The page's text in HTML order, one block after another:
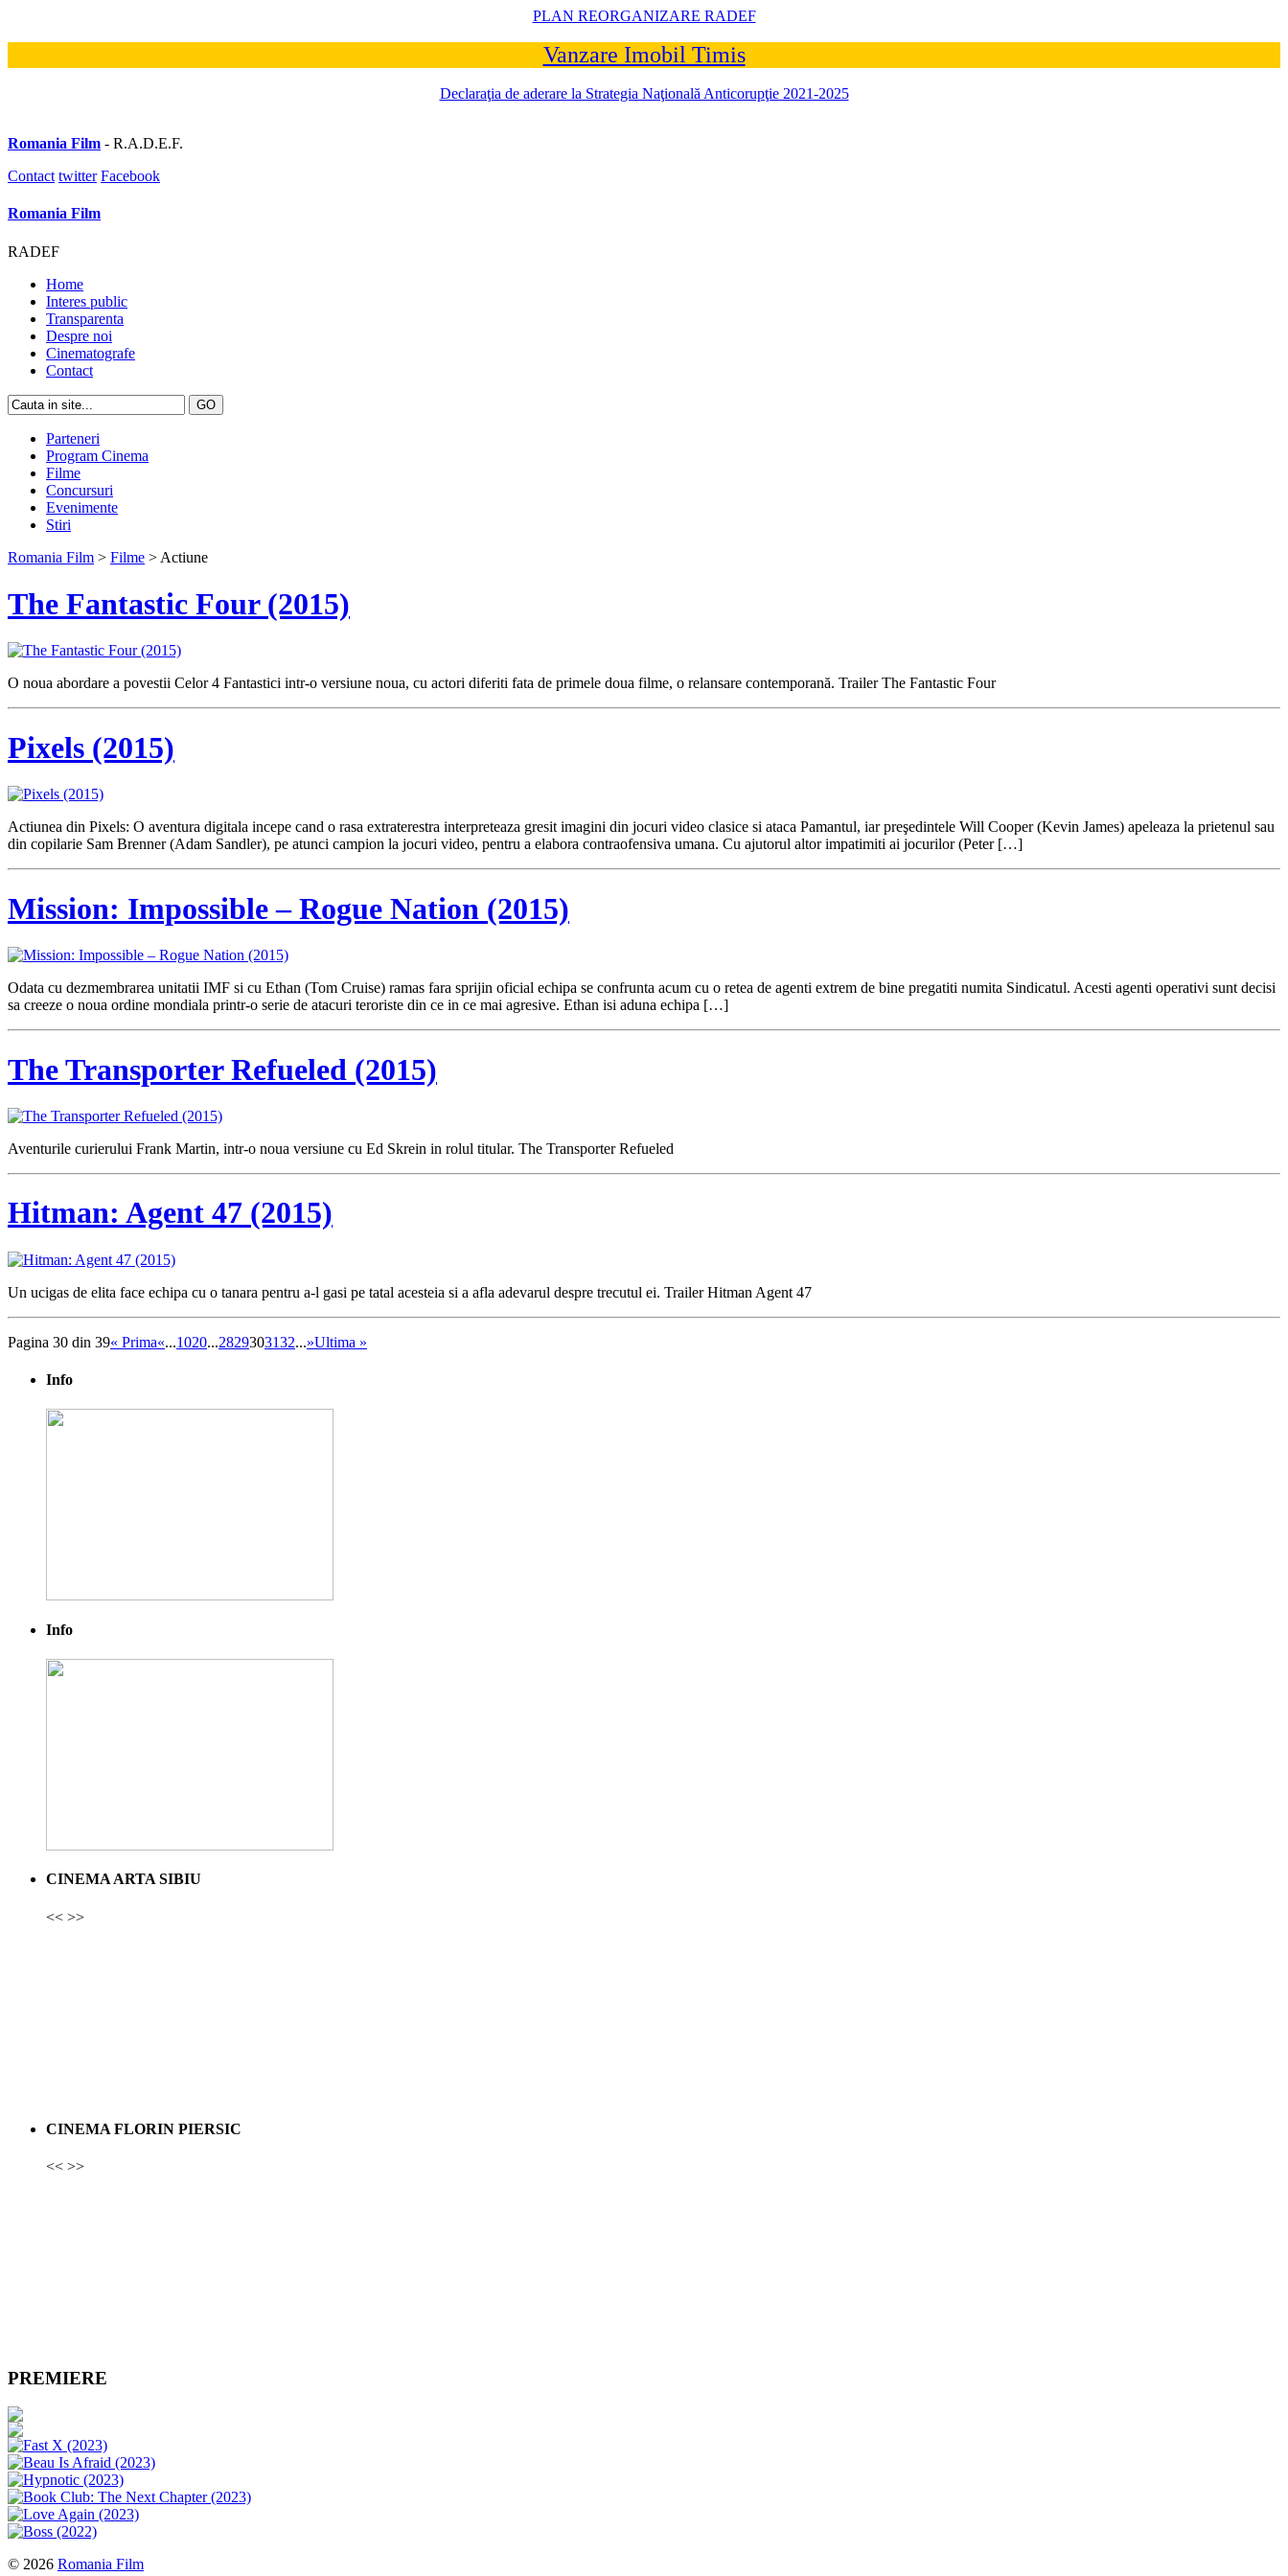
PLAN REORGANIZARE RADEF
Vanzare Imobil Timis
Declaraţia de aderare la Strategia Naţională Anticorupţie 2021-2025
Romania Film - R.A.D.E.F.
Contact twitter Facebook
Romania Film
RADEF
Home
Interes public
Transparenta
Despre noi
Cinematografe
Contact
Parteneri
Program Cinema
Filme
Concursuri
Evenimente
Stiri
Romania Film > Filme > Actiune
The Fantastic Four (2015)
O noua abordare a povestii Celor 4 Fantastici intr-o versiune noua, cu actori diferiti fata de primele doua filme, o relansare contemporană. Trailer The Fantastic Four
Pixels (2015)
Actiunea din Pixels: O aventura digitala incepe cand o rasa extraterestra interpreteaza gresit imagini din jocuri video clasice si ataca Pamantul, iar preşedintele Will Cooper (Kevin James) apeleaza la prietenul sau
din copilarie Sam Brenner (Adam Sandler), pe atunci campion la jocuri video, pentru a elabora contraofensiva umana. Cu ajutorul altor impatimiti ai jocurilor (Peter […]
Mission: Impossible – Rogue Nation (2015)
Odata cu dezmembrarea unitatii IMF si cu Ethan (Tom Cruise) ramas fara sprijin oficial echipa se confrunta acum cu o retea de agenti extrem de bine pregatiti numita Sindicatul. Acesti agenti operativi sunt decisi
sa creeze o noua ordine mondiala printr-o serie de atacuri teroriste din ce in ce mai agresive. Ethan isi aduna echipa […]
The Transporter Refueled (2015)
Aventurile curierului Frank Martin, intr-o noua versiune cu Ed Skrein in rolul titular. The Transporter Refueled
Hitman: Agent 47 (2015)
Un ucigas de elita face echipa cu o tanara pentru a-l gasi pe tatal acesteia si a afla adevarul despre trecutul ei. Trailer Hitman Agent 47
Pagina 30 din 39« Prima«...1020...2829303132...»Ultima »
Info
Info
CINEMA ARTA SIBIU
<< >>
CINEMA FLORIN PIERSIC
<< >>
PREMIERE
© 2026 Romania Film